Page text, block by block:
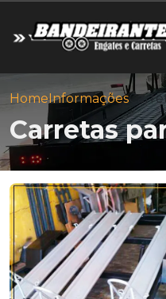
HomeInformações
Carretas